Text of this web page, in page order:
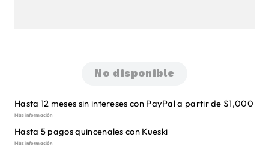
No disponible
Hasta 12 meses sin intereses con PayPal a partir de $1,000
Más información
Hasta 5 pagos quincenales con Kueski
Más información